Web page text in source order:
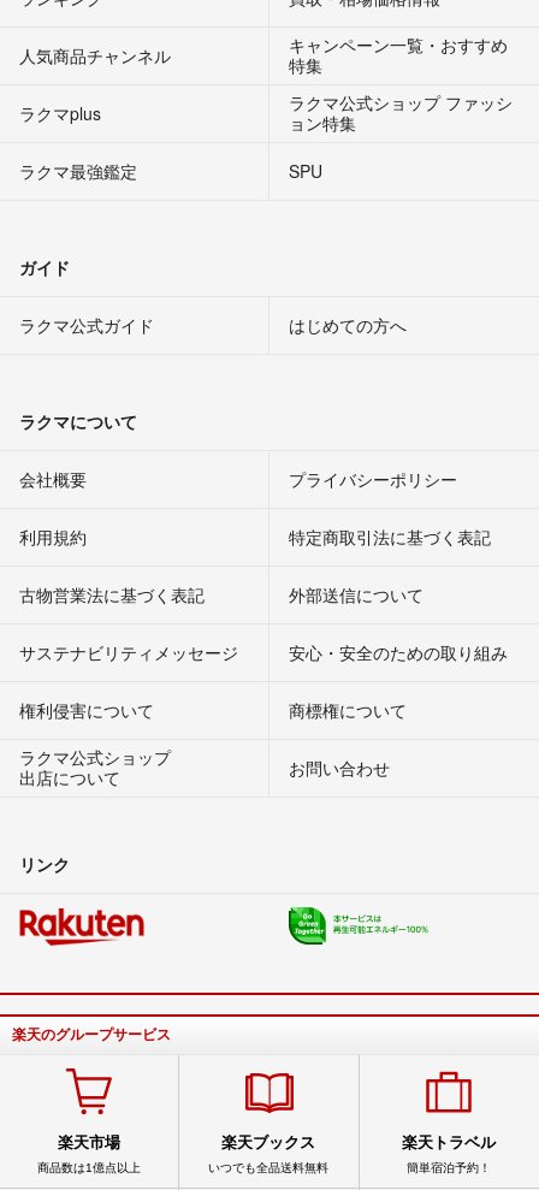
人気商品チャンネル
キャンペーン一覧・おすすめ
特集
ラクマplus
ラクマ公式ショップ ファッシ
ョン特集
ラクマ最強鑑定
SPU
ガイド
ラクマ公式ガイド はじめての方へ
ラクマについて
会社概要 プライバシーポリシー
利用規約 特定商取引法に基づく表記
古物営業法に基づく表記 外部送信について
サステナビリティメッセージ 安心・安全のための取り組み
権利侵害について
商標権について
ラクマ公式ショップ
出店について
お問い合わせ
リンク
楽天のグループサービス
楽天市場
商品数は1億点以上
楽天ブックス
いつでも全品送料無料
楽天トラベル
簡単宿泊予約！